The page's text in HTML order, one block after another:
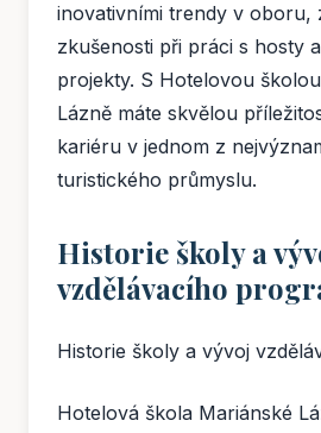
inovativními trendy v oboru,
zkušenosti při práci s hosty
projekty. S Hotelovou
Lázně máte skvělou
kariéru v jednom z
turistického průmyslu.
Historie školy a
vzdělávacího
Historie školy a vývoj
Hotelová škola Mariánské